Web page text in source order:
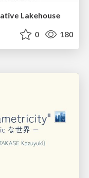
Lakehouse
0 180